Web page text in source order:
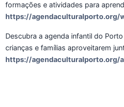
formações e atividades para
https://agendaculturalporto.org/
Descubra a agenda infantil do
crianças e famílias aproveitarem
https://agendaculturalporto.org/